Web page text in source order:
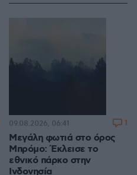
Μεγάλη φωτιά στο όρος
Μπρόμο: Έκλεισε το
εθνικό πάρκο στην
Ινδονησία
09.08.2026, 06:41 1